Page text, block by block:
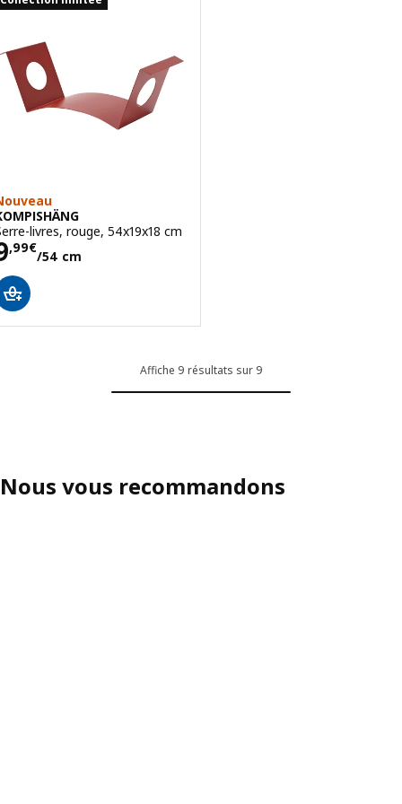
livres, rouge, 54x19x18 cm
,99€
/54 cm
9,99€/54 cm
Affiche 9 résultats sur 9
Nous vous recommandons